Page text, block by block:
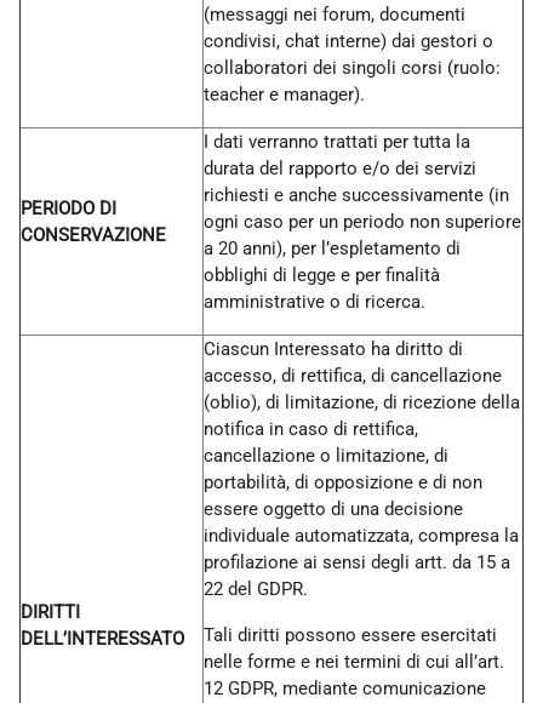
(messaggi nei forum, documenti
condivisi, chat interne) dai gestori o
collaboratori dei singoli corsi (ruolo:
teacher e manager).
PERIODO DI
CONSERVAZIONE
I dati verranno trattati per tutta la
durata del rapporto e/o dei servizi
richiesti e anche successivamente (in
ogni caso per un periodo non superiore
a 20 anni), per l’espletamento di
obblighi di legge e per finalità
amministrative o di ricerca.
DIRITTI
DELL’INTERESSATO
Ciascun Interessato ha diritto di
accesso, di rettifica, di cancellazione
(oblio), di limitazione, di ricezione della
notifica in caso di rettifica,
cancellazione o limitazione, di
portabilità, di opposizione e di non
essere oggetto di una decisione
individuale automatizzata, compresa la
profilazione ai sensi degli artt. da 15 a
22 del GDPR.
Tali diritti possono essere esercitati
nelle forme e nei termini di cui all’art.
12 GDPR, mediante comunicazione